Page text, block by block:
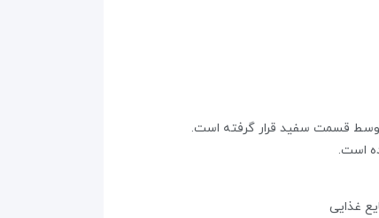
وسط‌ قسمت سفید قرار گرفته است‌.
غذایی‌